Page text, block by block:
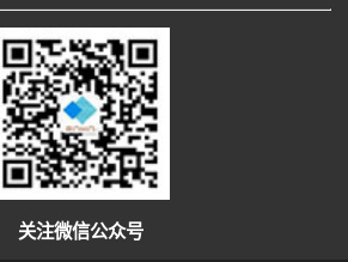
关注微信公众号